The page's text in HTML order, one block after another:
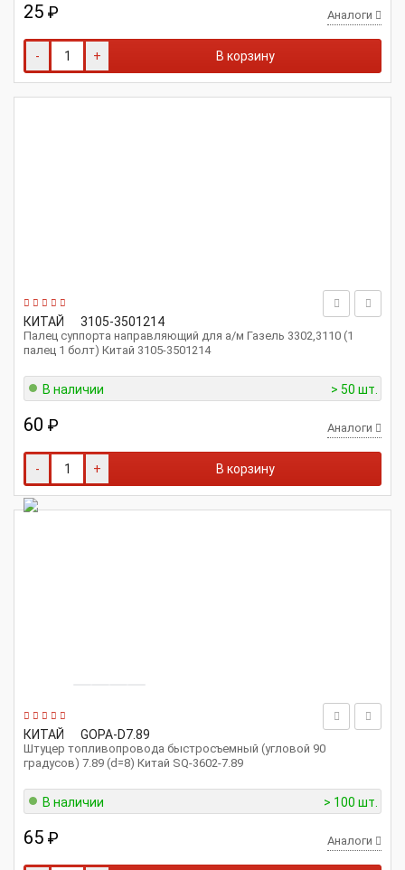
25 ₽ Аналоги
- + В корзину
КИТАЙ 3105-3501214
Палец суппорта направляющий для а/м Газель 3302,3110 (1
палец 1 болт) Китай 3105-3501214
В наличии > 50 шт.
60 ₽ Аналоги
- + В корзину
КИТАЙ GOPA-D7.89
Штуцер топливопровода быстросъемный (угловой 90
градусов) 7.89 (d=8) Китай SQ-3602-7.89
В наличии > 100 шт.
65 ₽ Аналоги